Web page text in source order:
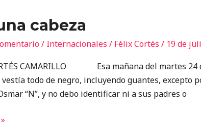
cabeza
/ Internacionales / Félix Cortés / 19 de
CAMARILLO Esa mañana del martes 24
vestía todo de negro, incluyendo guantes, excepto
“N”, y no debo identificar ni a sus padres o